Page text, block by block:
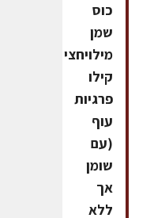
כוס
שמן
מילויחצי
קילו
פרגיות
עוף
(עם
שומן
אך
ללא